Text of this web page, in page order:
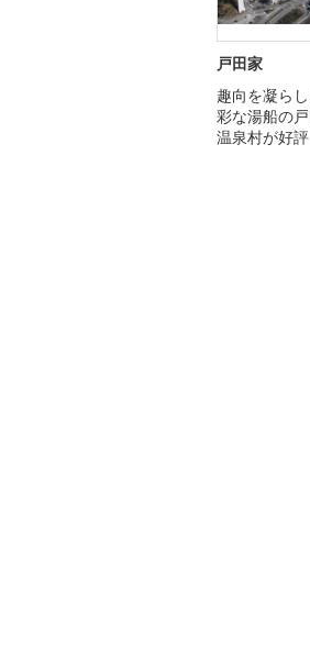
戸田家
趣向を凝ら
彩な湯船の
温泉村が好評